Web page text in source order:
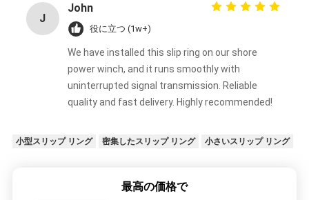
J
John
役に立つ (1w+)
We have installed this slip ring on our shore
power winch, and it runs smoothly with
uninterrupted signal transmission. Reliable
quality and fast delivery. Highly recommended!
小型スリップ リング 密集したスリップ リング 小さいスリップ リング
最高の価格で